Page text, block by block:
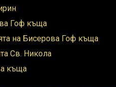
Гоф къща
на Бисерова Гоф къща
Св. Никола
къща